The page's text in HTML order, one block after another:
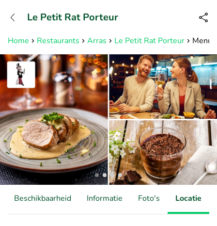
Bereikbaar tot 23:00 uur
Home Restaurants Arras Le Petit Rat Porteur Menu
Le Petit Rat Porteur
Beschikbaarheid Informatie Foto's Locatie